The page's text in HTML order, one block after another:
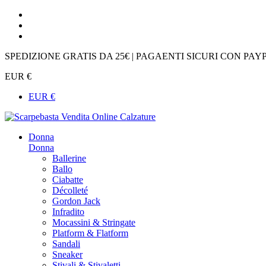
SPEDIZIONE GRATIS DA 25€ | PAGAENTI SICURI CON
EUR €
EUR €
Donna
Donna
Ballerine
Ballo
Ciabatte
Décolleté
Gordon Jack
Infradito
Mocassini & Stringate
Platform & Flatform
Sandali
Sneaker